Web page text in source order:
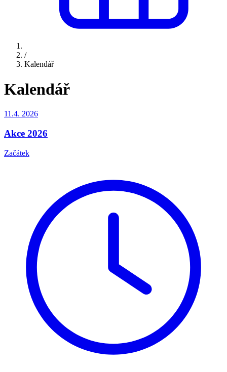
/
Kalendář
Kalendář
11.4. 2026
Akce 2026
Začátek